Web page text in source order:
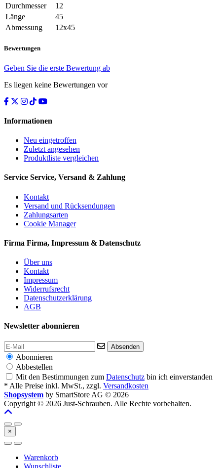
Durchmesser
12
Länge
45
Abmessung
12x45
Bewertungen
Geben Sie die erste Bewertung ab
Es liegen keine Bewertungen vor
Informationen
Neu eingetroffen
Zuletzt angesehen
Produktliste vergleichen
Service Service, Versand & Zahlung
Kontakt
Versand und Rücksendungen
Zahlungsarten
Cookie Manager
Firma Firma, Impressum & Datenschutz
Über uns
Kontakt
Impressum
Widerrufsrecht
Datenschutzerklärung
AGB
Newsletter abonnieren
Absenden
Abonnieren
Abbestellen
Mit den Bestimmungen zum Datenschutz bin ich einverstanden
* Alle Preise inkl. MwSt., zzgl. Versandkosten
Shopsystem by SmartStore AG © 2026
Copyright © 2026 Just-Schrauben. Alle Rechte vorbehalten.
×
Warenkorb
Wunschliste